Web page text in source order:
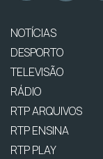
NOTÍCIAS
DESPORTO
TELEVISÃO
RÁDIO
RTP ARQUIVOS
RTP ENSINA
RTP PLAY